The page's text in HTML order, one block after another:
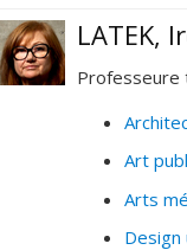
influences
LATEK,
Professeure
Art
Arts